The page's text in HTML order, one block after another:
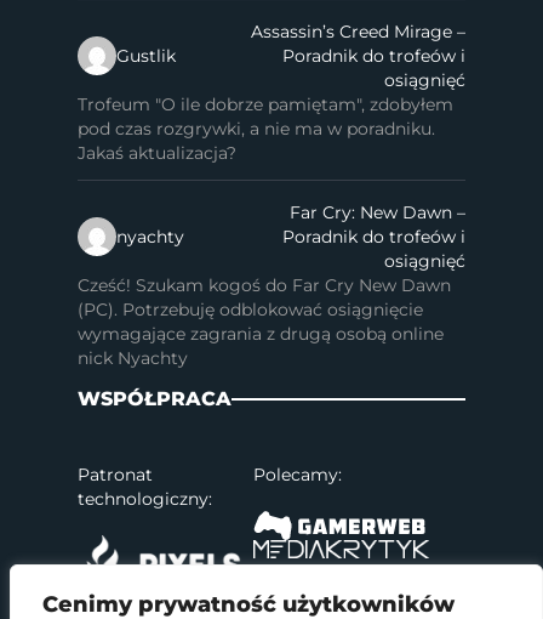
Cenimy prywatność użytkowników
Gustlik
Assassin’s Creed Mirage –
Poradnik do trofeów i
osiągnięć
Trofeum "O ile dobrze pamiętam", zdobyłem
pod czas rozgrywki, a nie ma w poradniku.
Jakaś aktualizacja?
nyachty
Far Cry: New Dawn –
Poradnik do trofeów i
osiągnięć
Cześć! Szukam kogoś do Far Cry New Dawn
(PC). Potrzebuję odblokować osiągnięcie
wymagające zagrania z drugą osobą online
nick Nyachty
WSPÓŁPRACA
Patronat
technologiczny:
Polecamy: